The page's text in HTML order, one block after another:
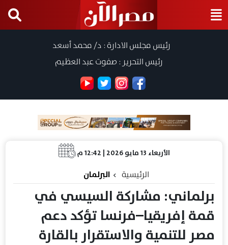
رئيس مجلس الادارة : د/ محمد أسعد
رئيس التحرير : صفوت عبد العظيم
الأربعاء 13 مايو 2026 | 12:42 م
الرئيسية البرلمان
برلماني: مشاركة السيسي في
قمة إفريقيا–فرنسا تؤكد دعم
مصر للتنمية والاستقرار بالقارة